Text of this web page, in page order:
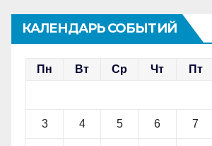
КАЛЕНДАРЬ СОБЫТИЙ
Пн Вт Ср Чт Пт
3 4 5 6 7